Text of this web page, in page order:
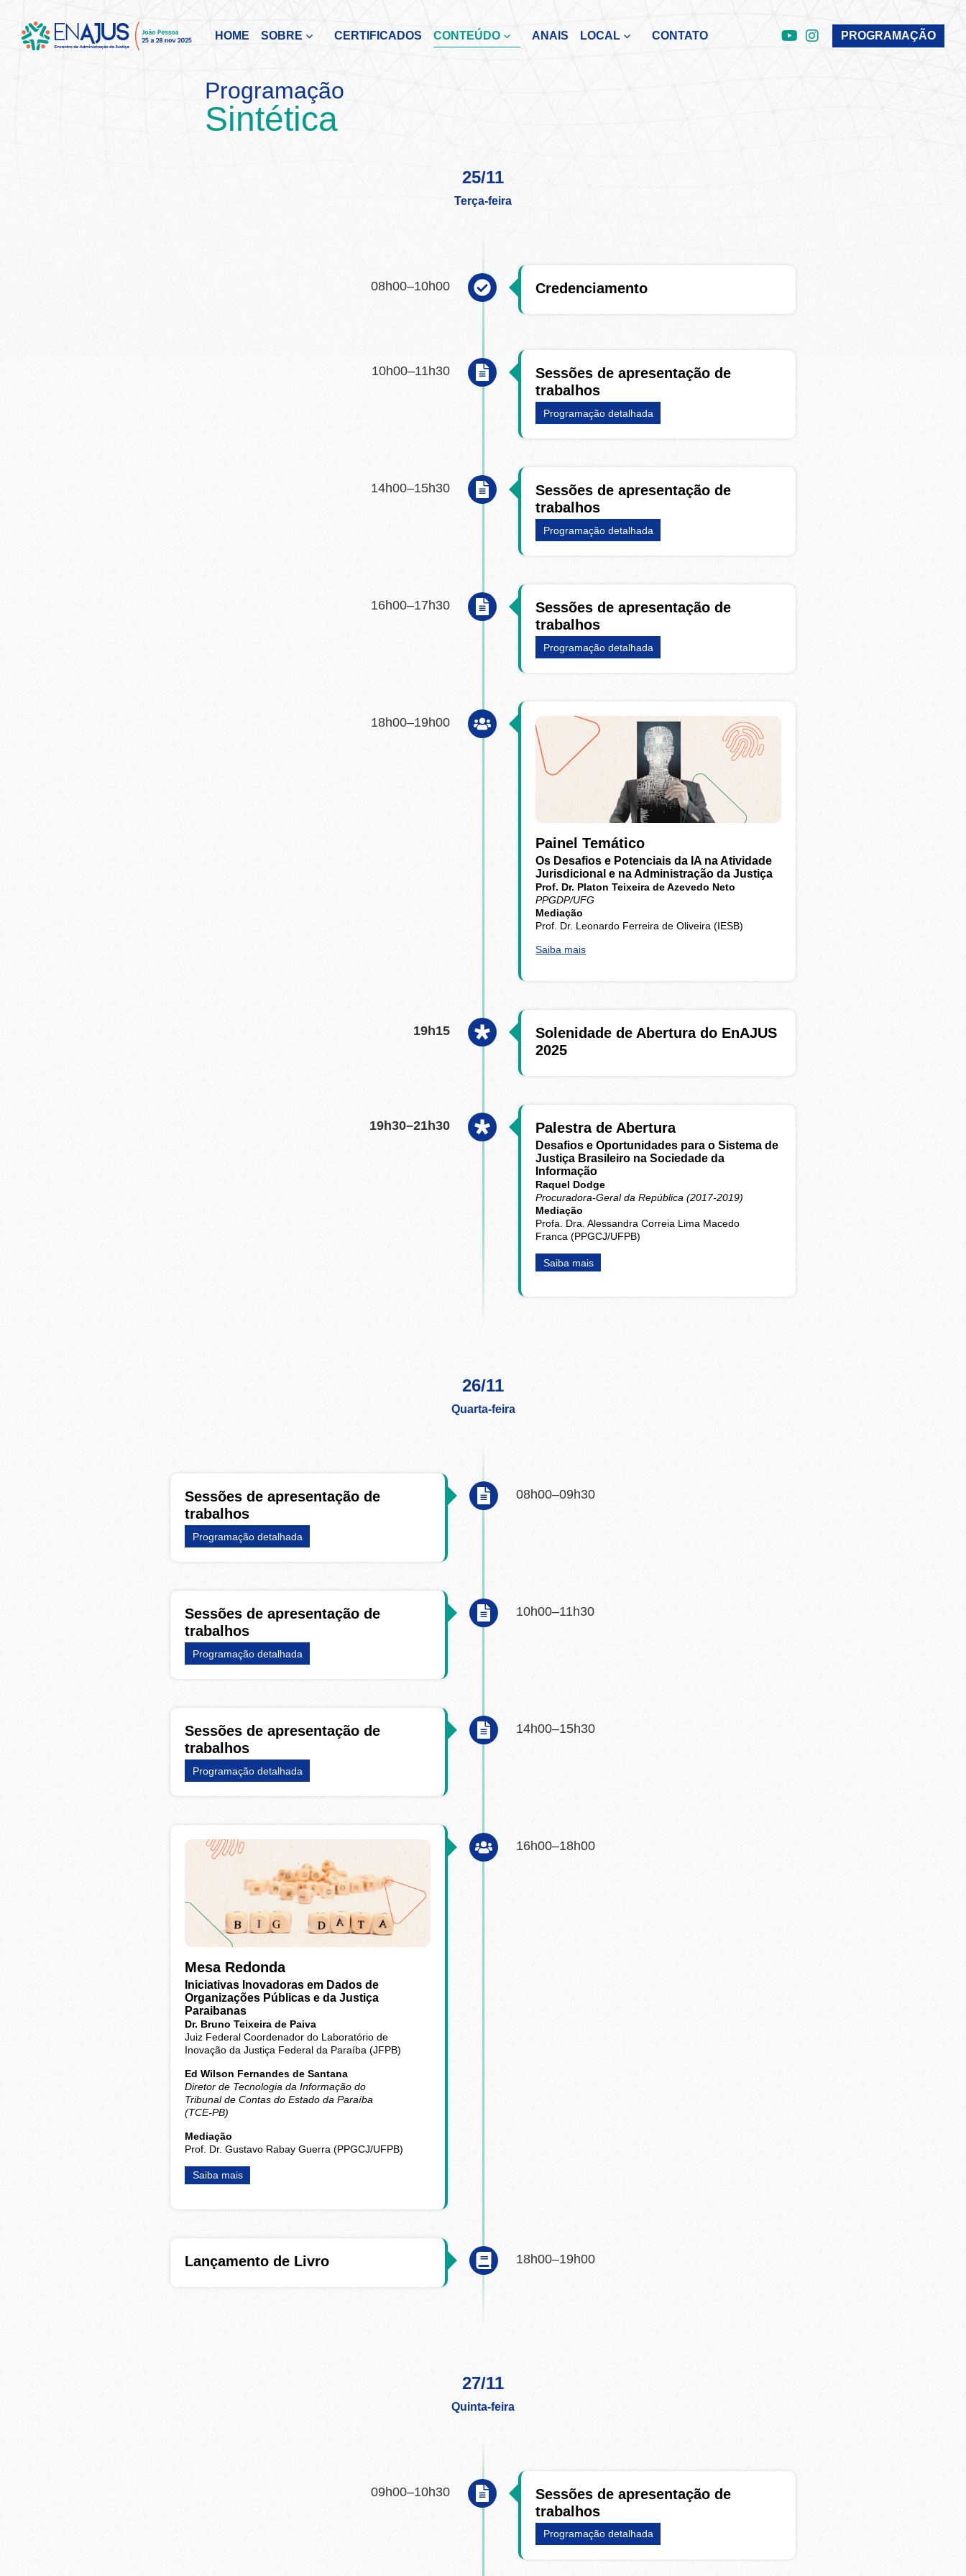
HOME SOBRE CERTIFICADOS CONTEÚDO ANAIS LOCAL CONTATO PROGRAMAÇÃO
Programação
Sintética
25/11
Terça-feira
08h00–10h00 Credenciamento
10h00–11h30
Sessões de apresentação de
trabalhos
Programação detalhada
14h00–15h30
Sessões de apresentação de
trabalhos
Programação detalhada
16h00–17h30
Sessões de apresentação de
trabalhos
Programação detalhada
18h00–19h00
Painel Temático
Os Desafios e Potenciais da IA na Atividade
Jurisdicional e na Administração da Justiça
Prof. Dr. Platon Teixeira de Azevedo Neto
PPGDP/UFG
Mediação
Prof. Dr. Leonardo Ferreira de Oliveira (IESB)
Saiba mais
19h15
Solenidade de Abertura do EnAJUS
2025
19h30–21h30 Palestra de Abertura
Desafios e Oportunidades para o Sistema de
Justiça Brasileiro na Sociedade da
Informação
Raquel Dodge
Procuradora-Geral da República (2017-2019)
Mediação
Profa. Dra. Alessandra Correia Lima Macedo
Franca (PPGCJ/UFPB)
Saiba mais
26/11
Quarta-feira
08h00–09h30
Sessões de apresentação de
trabalhos
Programação detalhada
10h00–11h30
Sessões de apresentação de
trabalhos
Programação detalhada
14h00–15h30
Sessões de apresentação de
trabalhos
Programação detalhada
16h00–18h00
Mesa Redonda
Iniciativas Inovadoras em Dados de
Organizações Públicas e da Justiça
Paraibanas
Dr. Bruno Teixeira de Paiva
Juiz Federal Coordenador do Laboratório de
Inovação da Justiça Federal da Paraíba (JFPB)
Ed Wilson Fernandes de Santana
Diretor de Tecnologia da Informação do
Tribunal de Contas do Estado da Paraíba
(TCE-PB)
Mediação
Prof. Dr. Gustavo Rabay Guerra (PPGCJ/UFPB)
Saiba mais
18h00–19h00
Lançamento de Livro
27/11
Quinta-feira
09h00–10h30
Sessões de apresentação de
trabalhos
Programação detalhada